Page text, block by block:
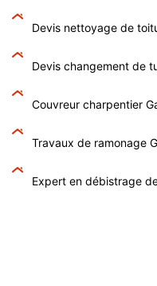
Devis nettoyage de
Devis changement de
Couvreur charpentier
Travaux de ramonage
Expert en débistrage